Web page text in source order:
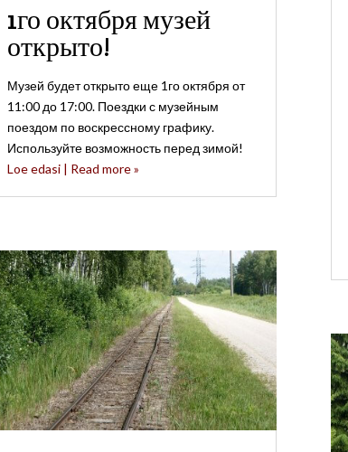
1го октября музей
открыто!
Музей будет открыто еще 1го октября от
11:00 до 17:00. Поездки с музейным
поездом по воскрессному графику.
Используйте возможность перед зимой!
Loe edasi | Read more »